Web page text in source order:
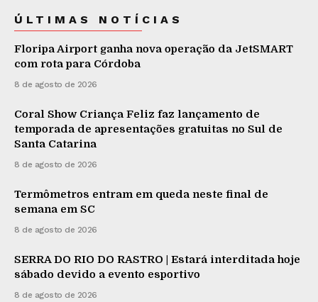
ÚLTIMAS NOTÍCIAS
Floripa Airport ganha nova operação da JetSMART
com rota para Córdoba
8 de agosto de 2026
Coral Show Criança Feliz faz lançamento de
temporada de apresentações gratuitas no Sul de
Santa Catarina
8 de agosto de 2026
Termômetros entram em queda neste final de
semana em SC
8 de agosto de 2026
SERRA DO RIO DO RASTRO | Estará interditada hoje
sábado devido a evento esportivo
8 de agosto de 2026